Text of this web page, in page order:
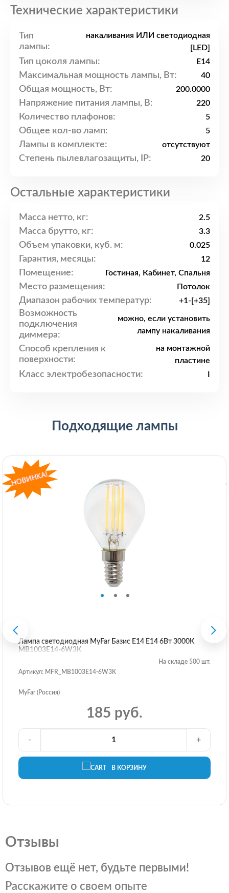
Технические характеристики
Тип
лампы:
накаливания ИЛИ светодиодная
[LED]
Тип цоколя лампы: E14
Максимальная мощность лампы, Вт: 40
Общая мощность, Вт: 200.0000
Напряжение питания лампы, В: 220
Количество плафонов: 5
Общее кол-во ламп: 5
Лампы в комплекте: отсутствуют
Степень пылевлагозащиты, IP: 20
Остальные характеристики
Масса нетто, кг: 2.5
Масса брутто, кг: 3.3
Объем упаковки, куб. м: 0.025
Гарантия, месяцы: 12
Помещение: Гостиная, Кабинет, Спальня
Место размещения: Потолок
Диапазон рабочих температур: +1-[+35]
Возможность
подключения
диммера:
можно, если установить
лампу накаливания
Способ крепления к
поверхности:
на монтажной
пластине
Класс электробезопасности:
Подходящие лампы
Лампа светодиодная MyFar Базис E14 E14 6Вт 3000K
MB1003E14-6W3K
На складе 500 шт.
Артикул: MFR_MB1003E14-6W3K
MyFar (Россия)
185 руб.
В КОРЗИНУ
- +
Отзывы
Отзывов ещё нет, будьте первыми!
Расскажите о своем опыте